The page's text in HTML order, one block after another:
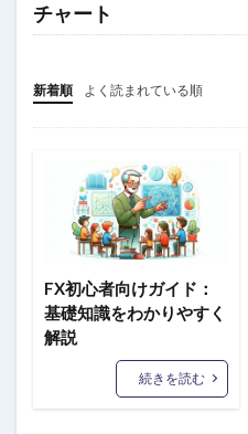
チャート
新着順 よく読まれている順
FX初心者向けガイド：
基礎知識をわかりやすく
解説
続きを読む